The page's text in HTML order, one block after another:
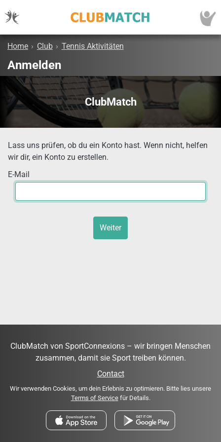
Home › Club › Tennis Aktivitäten
Anmelden
ClubMatch
Lass uns prüfen, ob du ein Konto hast. Wenn nicht, helfen
wir dir, ein Konto zu erstellen.
E-Mail
Weiter
ClubMatch von SportConnexions – wir bringen Menschen
zusammen, damit sie Sport treiben können.
Contact
Wir verwenden Cookies, um dein Erlebnis zu optimieren. Bitte lies unsere
Terms of Servicefür Details.